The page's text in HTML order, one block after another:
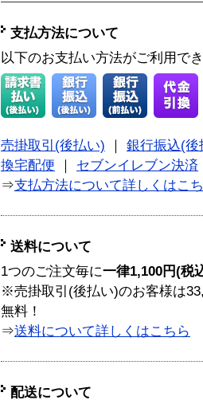
支払方法について
以下のお支払い方法がご利用で
売掛取引(後払い)
銀行振込(後
換宅配便
セブンイレブン決済
⇒支払方法について詳しくはこ
送料について
1つのご注文毎に一律1,100円(税
※売掛取引(後払い)のお客様は
無料！
⇒送料について詳しくはこちら
配送について